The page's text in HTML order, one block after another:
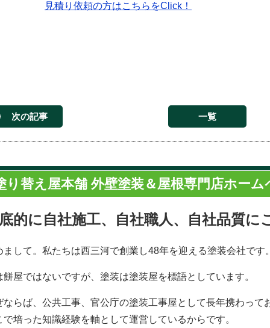
見積り依頼の方はこちらをClick！
次の記事 一覧
り替え屋本舗 外壁塗装＆屋根専門店ホー
的に自社施工、自社職人、自社品質に
まして。私たちは西三河で創業し48年を迎える塗装会社です
餅屋ではないですが、塗装は塗装屋を標語としています。
ならば、公共工事、官公庁の塗装工事屋として長年携わって
で培った知識経験を軸として運営しているからです。